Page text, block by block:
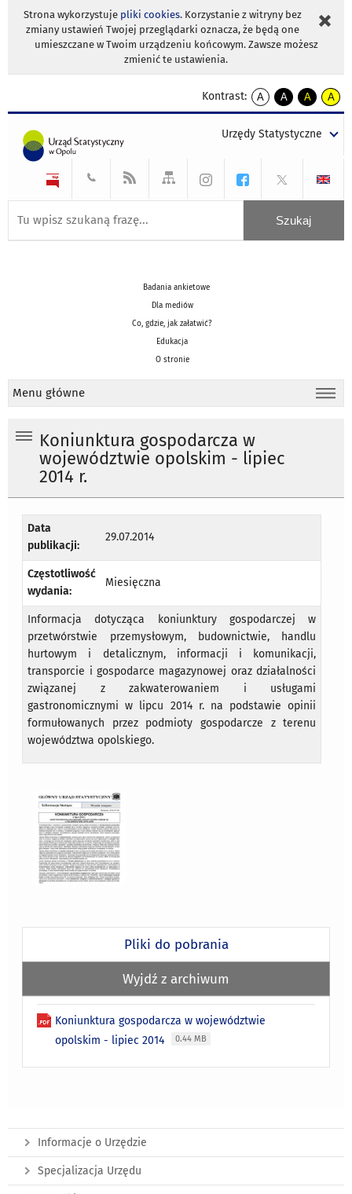
Strona wykorzystuje pliki cookies. Korzystanie z witryny bez
zmiany ustawień Twojej przeglądarki oznacza, że będą one
umieszczane w Twoim urządzeniu końcowym. Zawsze możesz
zmienić te ustawienia.
Kontrast:
A
kontrast
A
kontrast
tekst
czarnym
A
kontrast
tekst
czarnym
A
tekst
żółtym
Urzędy Statystyczne
Badania ankietowe
Dla mediów
Co, gdzie, jak załatwić?
Edukacja
O stronie
Menu główne
Koniunktura gospodarcza w
województwie opolskim - lipiec
2014 r.
Data
publikacji:
29.07.2014
Częstotliwość
wydania:
Miesięczna
Informacja dotycząca koniunktury gospodarczej w
przetwórstwie przemysłowym, budownictwie, handlu
hurtowym i detalicznym, informacji i komunikacji,
transporcie i gospodarce magazynowej oraz działalności
związanej z zakwaterowaniem i usługami
gastronomicznymi w lipcu 2014 r. na podstawie opinii
formułowanych przez podmioty gospodarcze z terenu
województwa opolskiego.
Pliki do pobrania
Wyjdź z archiwum
Koniunktura gospodarcza w województwie
opolskim - lipiec 2014
0.44 MB
Informacje o Urzędzie
Specjalizacja Urzędu